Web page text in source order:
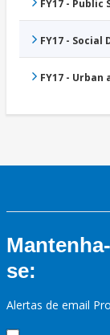
FY17 -
FY17 -
FY17 -
se:
Alertas de email